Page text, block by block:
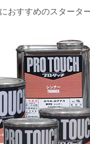
おすすめのスタータ